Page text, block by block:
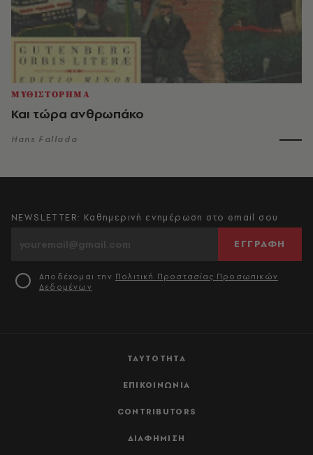
ΜΥΘΙΣΤΟΡΗΜΑ
Και τώρα ανθρωπάκο
Hans Fallada
ΤΑΥΤΟΤΗΤΑ
ΕΠΙΚΟΙΝΩΝΙΑ
CONTRIBUTORS
ΔΙΑΦΗΜΙΣΗ
NEWSLETTER: Καθημερινή ενημέρωση στο email σου
ΕΓΓΡΑΦΗ
Αποδέχομαι την Πολιτική Προστασίας Προσωπικών
Δεδομένων